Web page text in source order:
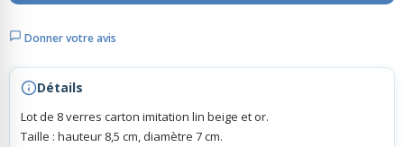
Rubans Tulle Organdi
Donner votre avis
Détails
Lot de 8 verres carton imitation lin beige et or.
Taille : hauteur 8,5 cm, diamètre 7 cm.